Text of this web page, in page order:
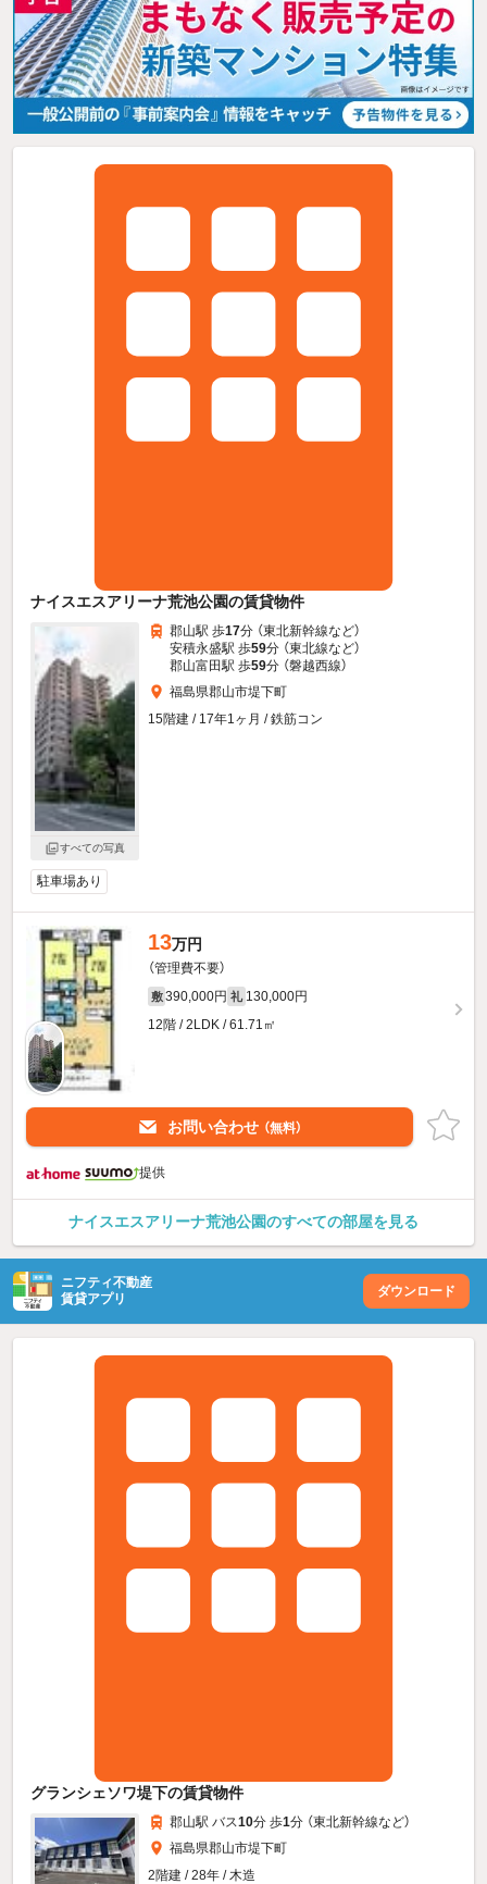
ナイスエスアリーナ荒池公園の賃貸物件
すべての写真
郡山駅 歩17分 （東北新幹線など）
安積永盛駅 歩59分 （東北線など）
郡山富田駅 歩59分 （磐越西線）
福島県郡山市堤下町
15階建 / 17年1ヶ月 / 鉄筋コン
駐車場あり
13万円
（管理費不要）
敷 390,000円 礼 130,000円
12階 / 2LDK / 61.71㎡
お問い合わせ （無料）
提供
ナイスエスアリーナ荒池公園のすべての部屋を見る
ニフティ不動産
賃貸アプリ
ダウンロード
グランシェソワ堤下の賃貸物件
郡山駅 バス10分 歩1分 （東北新幹線など）
福島県郡山市堤下町
2階建 / 28年 / 木造